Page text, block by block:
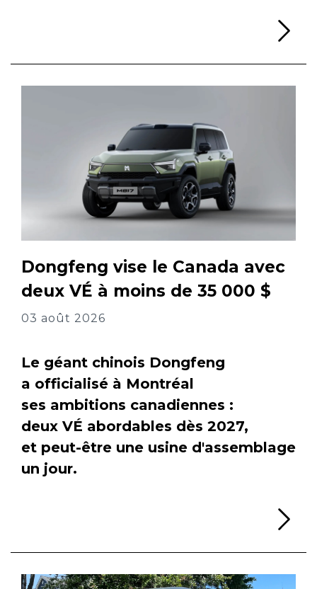
Dongfeng vise le Canada avec
deux VÉ à moins de 35 000 $
03 août 2026
Le géant chinois Dongfeng
a officialisé à Montréal
ses ambitions canadiennes :
deux VÉ abordables dès 2027,
et peut-être une usine d'assemblage
un jour.